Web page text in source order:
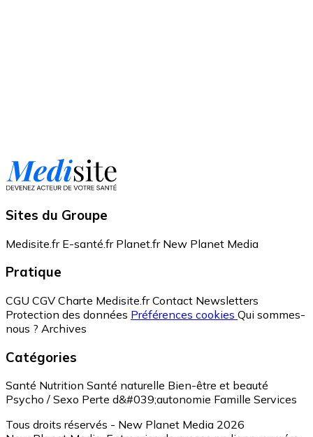
Sites du Groupe
Medisite.fr E-santé.fr Planet.fr New Planet Media
Pratique
CGU CGV Charte Medisite.fr Contact Newsletters
Protection des données Préférences cookies Qui sommes-
nous ? Archives
Catégories
Santé Nutrition Santé naturelle Bien-être et beauté
Psycho / Sexo Perte d&#039;autonomie Famille Services
Tous droits réservés - New Planet Media 2026